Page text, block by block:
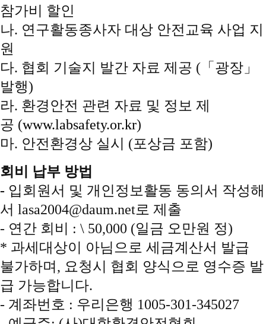
참가비 할인
나. 연구활동종사자 대상 안전교육 사업 지
원
다. 협회 기술지 발간 자료 제공 (「광장」
발행)
라. 환경안전 관련 자료 및 정보 제
공 (www.labsafety.or.kr)
마. 안전환경상 실시 (포상금 포함)
회비 납부 방법
- ​입회원서 및 개인정보활동 동의서 작성해
서 lasa2004@daum.net로 제출
- 연간 회비 : \ 50,000 (일금 오만원 정)
* 과세대상이 아님으로 세금계산서 발급
불가하며, 요청시 협회 양식으로 영수증 발
급 가능합니다.
- 계좌번호 : 우리은행 1005-301-345027